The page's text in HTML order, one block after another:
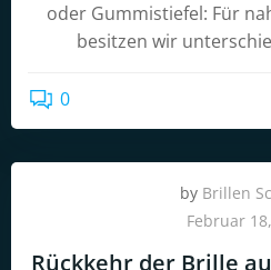
oder Gummistiefel: Für
besitzen wir
0
by Brillen
Februar
Rückkehr der Brille